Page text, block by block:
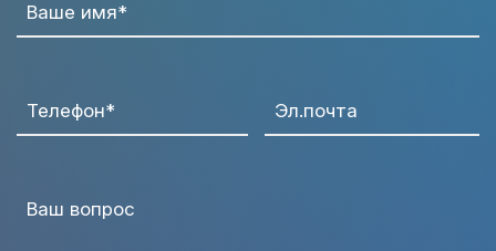
Ваше имя*
Телефон* Эл.почта
Ваш вопрос